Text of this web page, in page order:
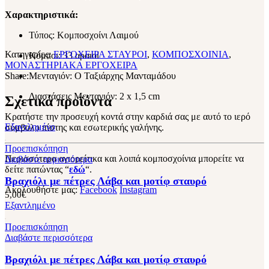
Χαρακτηριστικά:
Τύπος: Κομποσχοίνι Λαιμού
Κόμποι: 33 αραιοί
Μενταγιόν: Ο Ταξιάρχης Μανταμάδου
Διαστάσεις Μενταγιόν: 2 x 1,5 cm
Κρατήστε την προσευχή κοντά στην καρδιά σας με αυτό το ιερό
σύμβολο πίστης και εσωτερικής γαλήνης.
Περισσότερα αγιορείτικα και λοιπά κομποσχοίνια μπορείτε να
δείτε πατώντας “εδώ“.
Ακολουθήστε μας: Facebook Instagram
Κατηγορίες: ΕΡΓΟΧΕΙΡΑ ΣΤΑΥΡΟΙ, ΚΟΜΠΟΣΧΟΙΝΙΑ,
ΜΟΝΑΣΤΗΡΙΑΚΑ ΕΡΓΟΧΕΙΡΑ
Share:
Σχετικά προϊόντα
Εξαντλημένο
Προεπισκόπηση
Διαβάστε περισσότερα
Βραχιόλι με πέτρες Λάβα και μοτίφ σταυρό
5,00€
Εξαντλημένο
Προεπισκόπηση
Διαβάστε περισσότερα
Βραχιόλι με πέτρες Λάβα και μοτίφ σταυρό